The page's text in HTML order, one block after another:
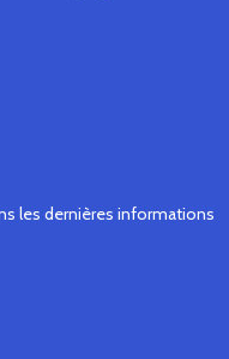
les dernières informations